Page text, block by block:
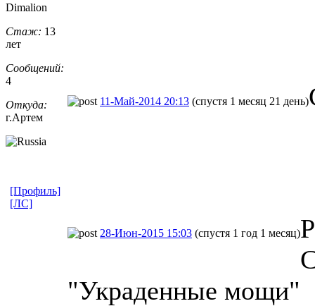
Dimalion
Стаж: 13
лет
Сообщений:
4
Откуда:
г.Артем
11-Май-2014 20:13 (спустя 1 месяц 21 день)
[Профиль]
[ЛС]
28-Июн-2015 15:03 (спустя 1 год 1 месяц)
"Украденные мощи"